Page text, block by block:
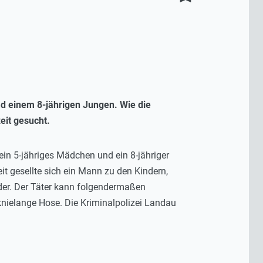
einem 8-jährigen Jungen. Wie die
gesucht.
5-jähriges Mädchen und ein 8-jähriger
gesellte sich ein Mann zu den Kindern,
Der Täter kann folgendermaßen
Hose. Die Kriminalpolizei Landau